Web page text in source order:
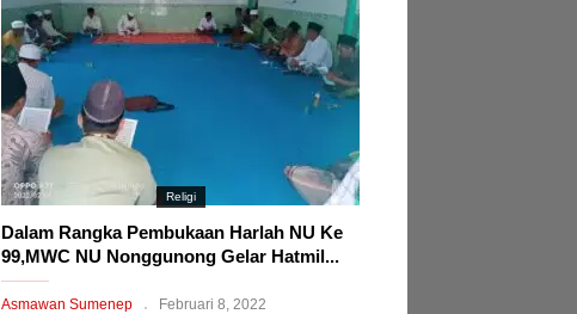
Religi
Dalam Rangka Pembukaan Harlah NU Ke
99,MWC NU Nonggunong Gelar Hatmil...
Asmawan Sumenep Februari 8, 2022